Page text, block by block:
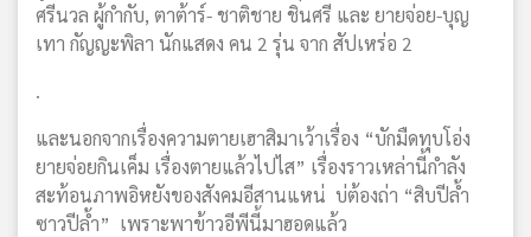
ศรีนวล ผู้กำกับ, ตาต้าร์- ชาติชาย ชินศรี และ ยายจ่อย-บุญ
เทา กัญญะพิลา นักแสดง คน 2 รุ่น จาก สัปเหร่อ 2
.
และนอกจากเรื่องความตายเฮาสิมาเว้าเรื่อง “บักมืดทุบโอ่ง
ยายจ่อยกินเค็ม เรื่องตายแล้วไปไส” เรื่องราวเหล่านี้กำลัง
สะท้อนภาพอิหยังของสังคมอีสานแหน่ บ่ต้องถ่า “สิบปีล้ำ
ซาวปีล้ำ” เพราะพาข้าวอีพีนี้มาฮอดแล้ว